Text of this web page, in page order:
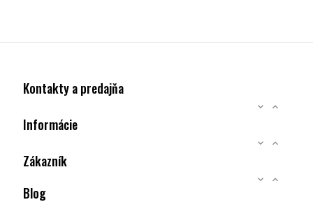
Kontakty a predajňa
 
Informácie
 
Zákazník
 
Blog